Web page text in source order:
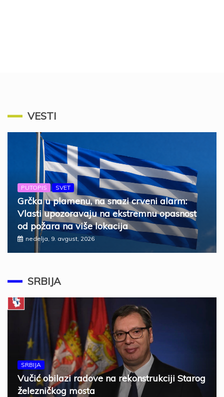
VESTI
PUTOPIS SVET
Grčka u plamenu, na snazi crveni alarm:
Vlasti upozoravaju na ekstremnu opasnost
od požara na više lokacija
nedelja, 9. avgust, 2026
SRBIJA
SRBIJA
Vučić obilazi radove na rekonstrukciji Starog
železničkog mosta